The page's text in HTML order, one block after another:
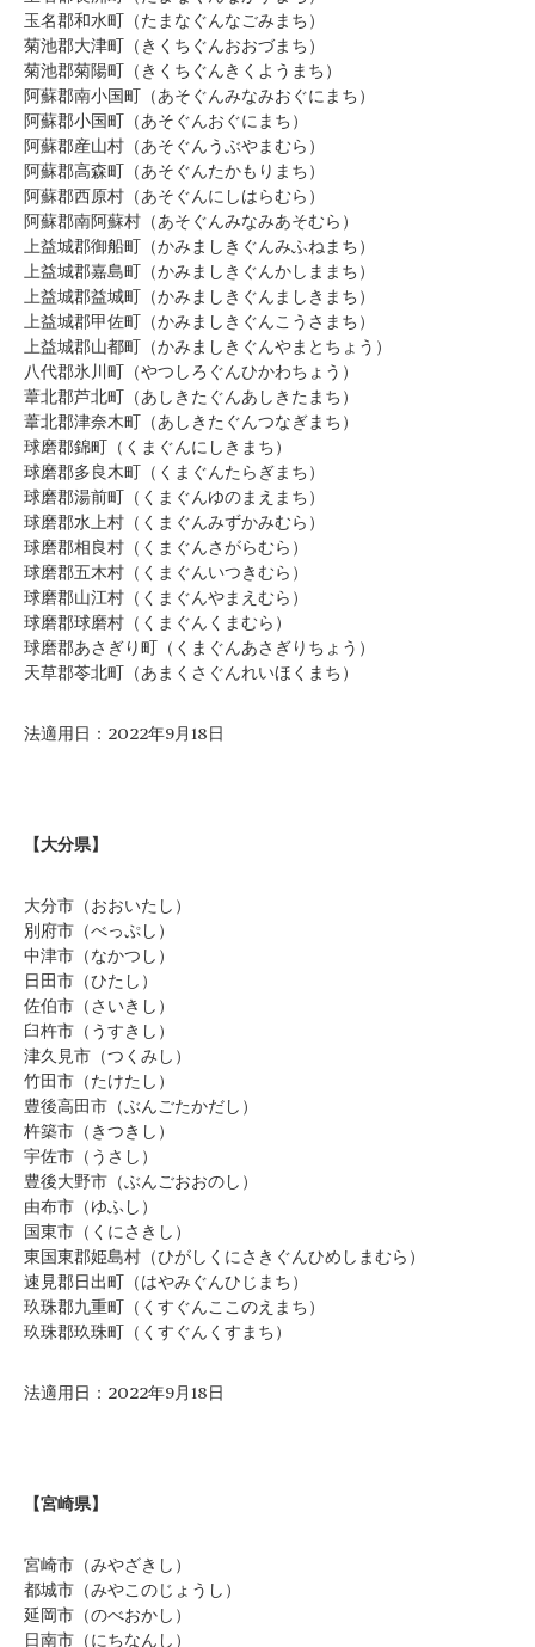
玉名郡和水町（たまなぐんなごみまち）
菊池郡大津町（きくちぐんおおづまち）
菊池郡菊陽町（きくちぐんきくようまち）
阿蘇郡南小国町（あそぐんみなみおぐにまち）
阿蘇郡小国町（あそぐんおぐにまち）
阿蘇郡産山村（あそぐんうぶやまむら）
阿蘇郡高森町（あそぐんたかもりまち）
阿蘇郡西原村（あそぐんにしはらむら）
阿蘇郡南阿蘇村（あそぐんみなみあそむら）
上益城郡御船町（かみましきぐんみふねまち）
上益城郡嘉島町（かみましきぐんかしままち）
上益城郡益城町（かみましきぐんましきまち）
上益城郡甲佐町（かみましきぐんこうさまち）
上益城郡山都町（かみましきぐんやまとちょう）
八代郡氷川町（やつしろぐんひかわちょう）
葦北郡芦北町（あしきたぐんあしきたまち）
葦北郡津奈木町（あしきたぐんつなぎまち）
球磨郡錦町（くまぐんにしきまち）
球磨郡多良木町（くまぐんたらぎまち）
球磨郡湯前町（くまぐんゆのまえまち）
球磨郡水上村（くまぐんみずかみむら）
球磨郡相良村（くまぐんさがらむら）
球磨郡五木村（くまぐんいつきむら）
球磨郡山江村（くまぐんやまえむら）
球磨郡球磨村（くまぐんくまむら）
球磨郡あさぎり町（くまぐんあさぎりちょう）
天草郡苓北町（あまくさぐんれいほくまち）
法適用日：2022年9月18日
【大分県】
大分市（おおいたし）
別府市（べっぷし）
中津市（なかつし）
日田市（ひたし）
佐伯市（さいきし）
臼杵市（うすきし）
津久見市（つくみし）
竹田市（たけたし）
豊後高田市（ぶんごたかだし）
杵築市（きつきし）
宇佐市（うさし）
豊後大野市（ぶんごおおのし）
由布市（ゆふし）
国東市（くにさきし）
東国東郡姫島村（ひがしくにさきぐんひめしまむら）
速見郡日出町（はやみぐんひじまち）
玖珠郡九重町（くすぐんここのえまち）
玖珠郡玖珠町（くすぐんくすまち）
法適用日：2022年9月18日
【宮崎県】
宮崎市（みやざきし）
都城市（みやこのじょうし）
延岡市（のべおかし）
日南市（にちなんし）